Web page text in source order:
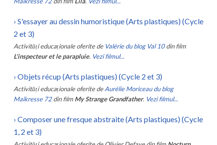
› S'essayer au dessin humoristique (Arts plastiques) (Cycle
2 et 3)
Activități educaționale oferite de Valérie du blog Val 10 din film
L'inspecteur et le parapluie. Vezi filmul...
› Objets récup (Arts plastiques) (Cycle 2 et 3)
Activități educaționale oferite de Aurélie Moriceau du blog
Maikresse 72 din film My Strange Grandfather. Vezi filmul...
› Composer une fresque abstraite (Arts plastiques) (Cycle
1, 2 et 3)